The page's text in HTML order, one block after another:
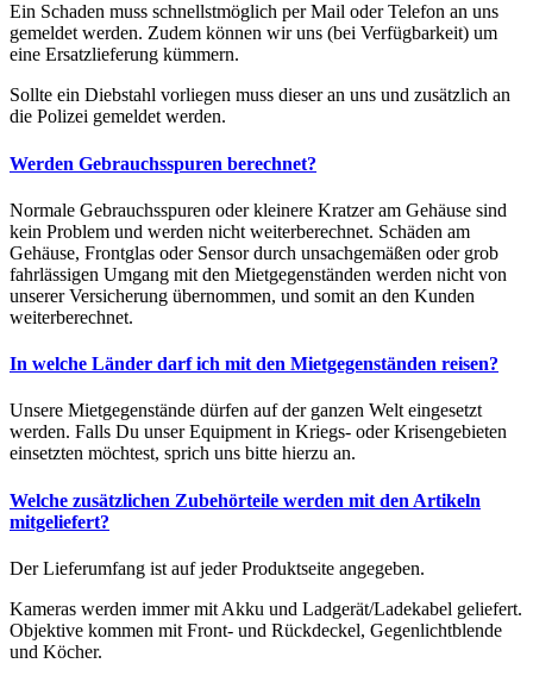
Ein Schaden muss schnellstmöglich per Mail oder Telefon an uns
gemeldet werden. Zudem können wir uns (bei Verfügbarkeit) um
eine Ersatzlieferung kümmern.
Sollte ein Diebstahl vorliegen muss dieser an uns und zusätzlich an
die Polizei gemeldet werden.
Werden Gebrauchsspuren berechnet?
Normale Gebrauchsspuren oder kleinere Kratzer am Gehäuse sind
kein Problem und werden nicht weiterberechnet. Schäden am
Gehäuse, Frontglas oder Sensor durch unsachgemäßen oder grob
fahrlässigen Umgang mit den Mietgegenständen werden nicht von
unserer Versicherung übernommen, und somit an den Kunden
weiterberechnet.
In welche Länder darf ich mit den Mietgegenständen reisen?
Unsere Mietgegenstände dürfen auf der ganzen Welt eingesetzt
werden. Falls Du unser Equipment in Kriegs- oder Krisengebieten
einsetzten möchtest, sprich uns bitte hierzu an.
Welche zusätzlichen Zubehörteile werden mit den Artikeln
mitgeliefert?
Der Lieferumfang ist auf jeder Produktseite angegeben.
Kameras werden immer mit Akku und Ladgerät/Ladekabel geliefert.
Objektive kommen mit Front- und Rückdeckel, Gegenlichtblende
und Köcher.